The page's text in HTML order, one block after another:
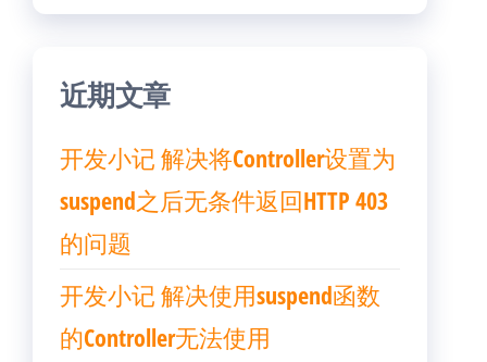
近期文章
开发小记 解决将Controller设置为
suspend之后无条件返回HTTP 403
的问题
开发小记 解决使用suspend函数
的Controller无法使用